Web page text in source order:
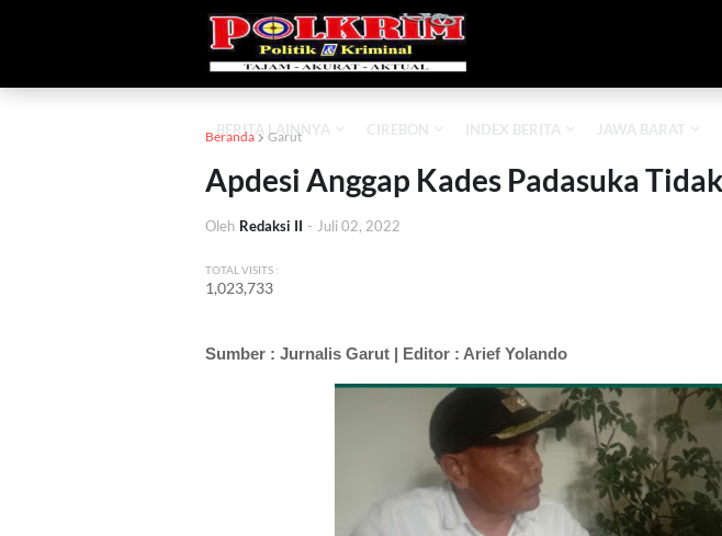
BERITA LAINNYA CIREBON INDEX BERITA JAWA BARAT
Beranda Garut
Apdesi Anggap Kades Padasuka
Oleh Redaksi II - Juli 02, 2022
TOTAL VISITS :
1,023,733
Sumber : Jurnalis Garut | Editor : Arief Yolando